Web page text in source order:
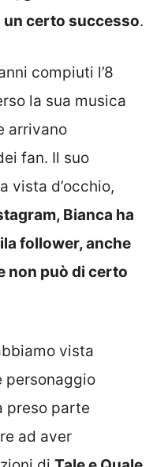
certo successo.
compiuti l’8
la sua musica
arrivano
fan. Il suo
vista d’occhio,
Bianca ha
follower, anche
non può di certo
vista
personaggio
preso parte
ad aver